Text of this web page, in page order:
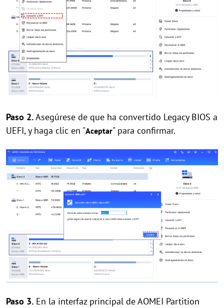
Paso 2.Asegúrese de que ha convertido Legacy BIOS a
UEFI, y haga clic en "Aceptar" para confirmar.
Paso 3. En la interfaz principal de AOMEI Partition